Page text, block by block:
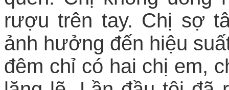
rượu trên tay. Chị sợ
ảnh hưởng đến hiệu
đêm chỉ có hai chị em,